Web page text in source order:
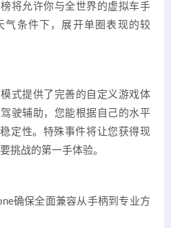
将允许你与全世界的虚拟车手
气条件下，展开单圈表现的较
式提供了完善的自定义游戏体
驶辅助，您能根据自己的水平
定性。特殊事件将让您获得现
挑战的第一手体验。
确保全面兼容从手柄到专业方